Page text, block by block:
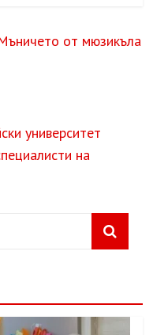
от мюзикъла
университет
на